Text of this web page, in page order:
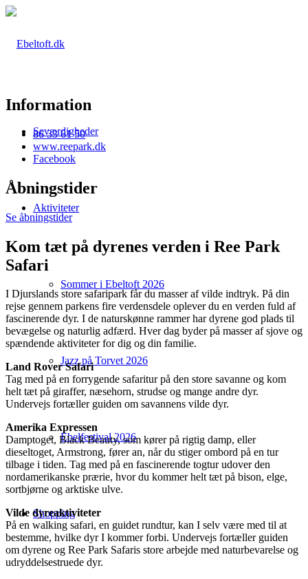
Seværdigheder
Aktiviteter
Sommer i Ebeltoft 2026
Jazz på Torvet 2026
Ebelfestival 2026
Shopping
Information
86 33 61 50
www.reepark.dk
Facebook
Åbningstider
Se åbningstider
Kom tæt på dyrenes verden i Ree Park
Safari
I Djurslands store safaripark får du masser af vilde indtryk. På din
rejse gennem parkens fire verdensdele oplever du en verden fuld af
fascinerende dyr. I de naturskønne rammer har dyrene god plads til
bevægelse og naturlig adfærd. Hver dag byder på masser af sjove og
spændende aktiviteter for dig og din familie.
Land Rover Safari
Tag med på en forrygende safaritur på den store savanne og kom
helt tæt på giraffer, næsehorn, strudse og mange andre dyr.
Undervejs fortæller guiden om savannens vilde dyr.
Amerika Expressen
Damptoget, Black Beauty, som kører på rigtig damp, eller
dieseltoget, Armstrong, fører an, når du stiger ombord på en tur
tilbage i tiden. Tag med på en fascinerende togtur udover den
nordamerikanske prærie, hvor du kommer helt tæt på bison, elge,
sortbjørne og arktiske ulve.
Vilde dyreaktiviteter
På en walking safari, en guidet rundtur, kan I selv være med til at
bestemme, hvilke dyr I kommer forbi. Undervejs fortæller guiden
om dyrene og Ree Park Safaris store arbejde med naturbevarelse og
udryddelsestruede dyr.